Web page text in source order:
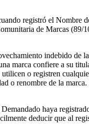
registró el Nombre
de Marcas
indebido
marca confiere a su
o registren
renombre de la
haya
deducir que al